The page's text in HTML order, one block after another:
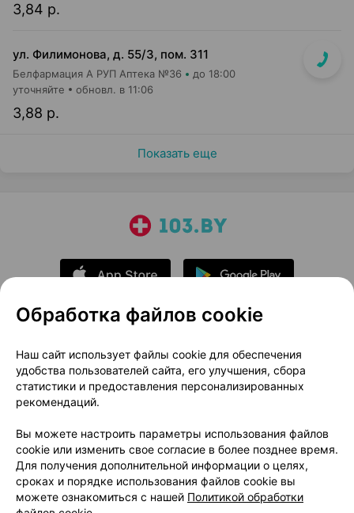
3,84 р.
ул. Филимонова, д. 55/3, пом. 311
Белфармация А РУП Аптека №36 до 18:00
3,88 р.
уточняйте обновл. в 11:06
Показать еще
О проекте
Новости проекта
Размещение рекламы
Медицинский маркетинг
Публичный договор
Доставка
Способы оплаты
Вакансии
Партнеры
Написать руководителю 103.by
Написать в поддержку
Персональные настройки Cookie
Обработка файлов cookie
Наш сайт использует файлы cookie для обеспечения
удобства пользователей сайта, его улучшения, сбора
статистики и предоставления персонализированных
рекомендаций.
Вы можете настроить параметры использования файлов
cookie или изменить свое согласие в более позднее время.
Для получения дополнительной информации о целях,
сроках и порядке использования файлов cookie вы
можете ознакомиться с нашей Политикой обработки